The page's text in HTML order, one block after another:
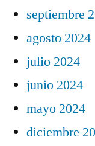
septiembre
agosto 2024
julio 2024
junio 2024
mayo 2024
diciembre